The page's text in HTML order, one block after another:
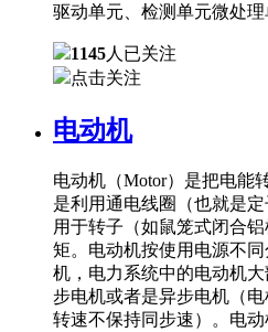
驱动单元、检测单元微处理
1145人已关注
点击关注
电动机
电动机（Motor）是把电能
是利用通电线圈（也就是
用于转子（如鼠笼式闭合
矩。电动机按使用电源不
机，电力系统中的电动机
步电机或者是异步电机（
转速不保持同步速）。电